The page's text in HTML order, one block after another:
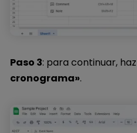
Paso 3: para continuar,
cronograma».